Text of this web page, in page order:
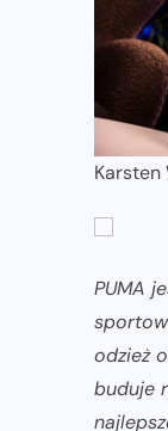
Karsten
PUMA
odzież
buduje